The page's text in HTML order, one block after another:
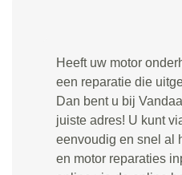
Heeft uw motor
een reparatie die
Dan bent u bij
juiste adres! U kunt
eenvoudig en snel al
en motor reparaties